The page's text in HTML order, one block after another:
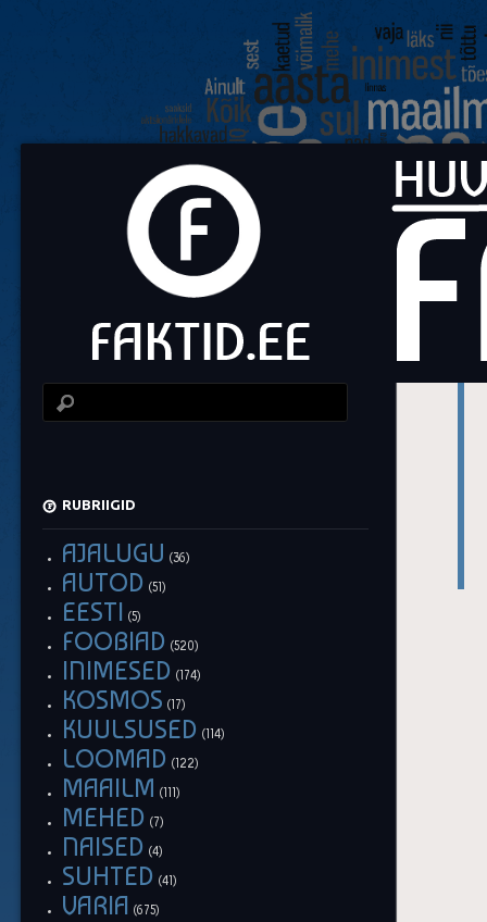
RUBRIIGID
AJALUGU (36)
AUTOD (51)
EESTI (5)
FOOBIAD (520)
INIMESED (174)
KOSMOS (17)
KUULSUSED (114)
LOOMAD (122)
MAAILM (111)
MEHED (7)
NAISED (4)
SUHTED (41)
VARIA (675)